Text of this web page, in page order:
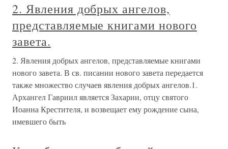
2. Явления добрых ангелов,
представляемые книгами нового
завета.
2. Явления добрых ангелов, представляемые книгами
нового завета. В св. писании нового завета передается
также множество случаев явления добрых ангелов.1.
Архангел Гавриил является Захарии, отцу святого
Иоанна Крестителя, и возвещает ему рождение сына,
имевшего быть